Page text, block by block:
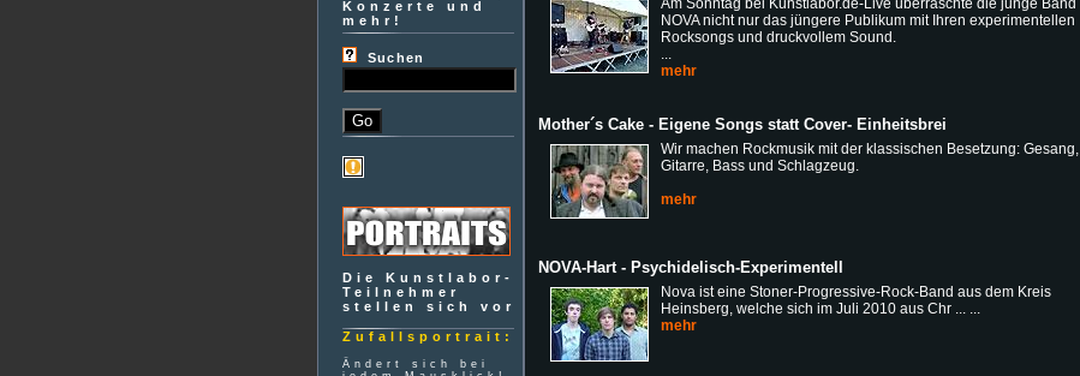
Konzerte und
mehr!
Suchen
Die Kunstlabor-
Teilnehmer
stellen sich vor
Zufallsportrait:
Ändert sich bei
Am Sonntag bei Kunstlabor.de-Live überraschte die junge Band
NOVA nicht nur das jüngere Publikum mit Ihren experimentellen
Rocksongs und druckvollem Sound.
...
mehr
Mother´s Cake - Eigene Songs statt Cover- Einheitsbrei
Wir machen Rockmusik mit der klassischen Besetzung: Gesang,
Gitarre, Bass und Schlagzeug.
mehr
NOVA-Hart - Psychidelisch-Experimentell
Nova ist eine Stoner-Progressive-Rock-Band aus dem Kreis
Heinsberg, welche sich im Juli 2010 aus Chr ... ...
mehr